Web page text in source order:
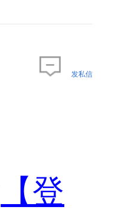
发私信
【登